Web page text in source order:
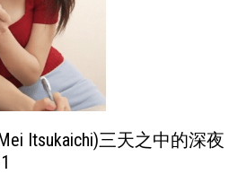
Itsukaichi)三天之中的深夜